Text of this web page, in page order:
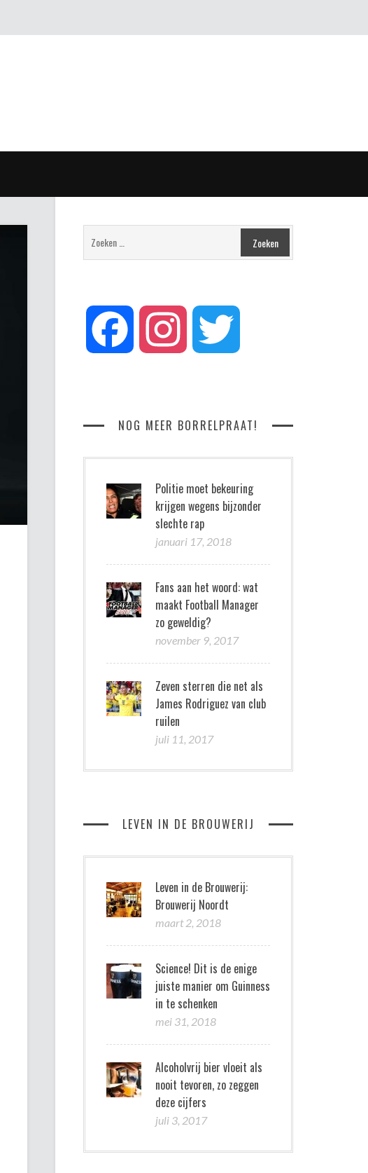
Facebook Instagram
NOG MEER BORRELPRAAT!
Politie moet bekeuring
krijgen wegens bijzonder
slechte rap
januari 17, 2018
Fans aan het woord: wat
maakt Football Manager
zo geweldig?
november 9, 2017
Zeven sterren die net als
James Rodriguez van club
ruilen
juli 11, 2017
LEVEN IN DE BROUWERIJ
Leven in de Brouwerij:
Brouwerij Noordt
maart 2, 2018
Science! Dit is de enige
juiste manier om Guinness
in te schenken
mei 31, 2018
Alcoholvrij bier vloeit als
nooit tevoren, zo zeggen
deze cijfers
juli 3, 2017